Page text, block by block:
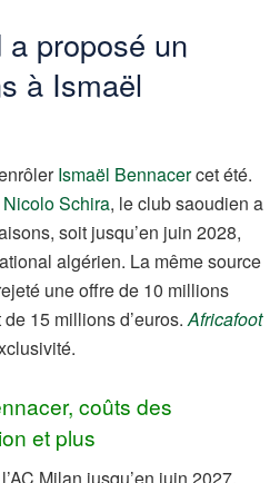
proposé un
à Ismaël
Ismaël Bennacercet été.
Schira, le club saoudien a
soit jusqu’en juin 2028,
algérien. La même source
une offre de 10 millions
de 15 millions d’euros.Africafoot
coûts des
et plus
Milan jusqu’en juin 2027,